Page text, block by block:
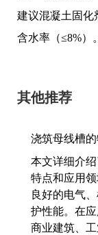
建议混凝土固化
含水率（≤8%）。
其他推荐
浇筑母线槽
本文详细介
特点和应用
良好的电气
护性能。在
商业建筑、